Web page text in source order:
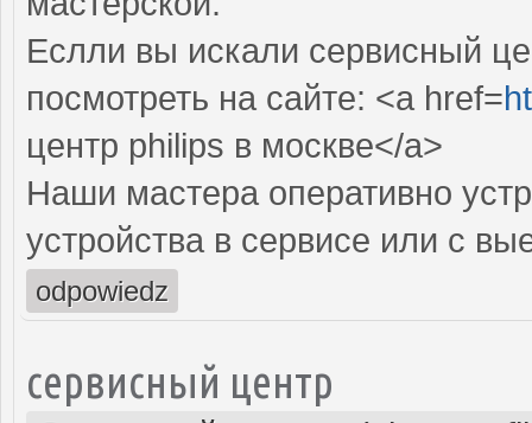
Еслли вы искали сервисный
посмотреть на сайте: <a href=
центр philips в москве</a>
Наши мастера оперативно
устройства в сервисе или с
odpowiedz
сервисный центр